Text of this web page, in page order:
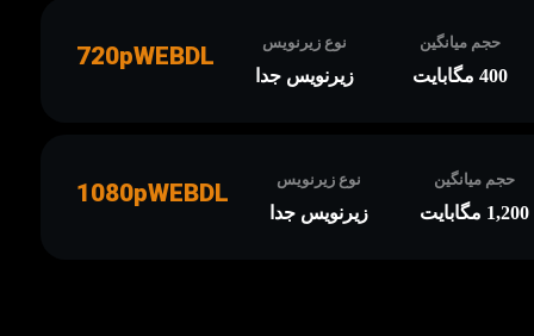
حجم میانگین
400 مگابایت
نوع زیرنویس
زیرنویس جدا
720pWEBDL
حجم میانگین
1,200 مگابایت
نوع زیرنویس
زیرنویس جدا
1080pWEBDL